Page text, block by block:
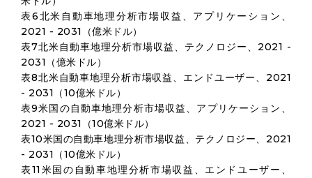
表6北米自動車地理分析市場収益、アプリケーション、
2021 - 2031（億米ドル）
表7北米自動車地理分析市場収益、テクノロジー、2021 -
2031（億米ドル）
表8北米自動車地理分析市場収益、エンドユーザー、2021
- 2031（10億米ドル）
表9米国の自動車地理分析市場収益、アプリケーション、
2021 - 2031（10億米ドル）
表10米国の自動車地理分析市場収益、テクノロジー、2021
- 2031（10億米ドル）
表11米国の自動車地理分析市場収益、エンドユーザー、